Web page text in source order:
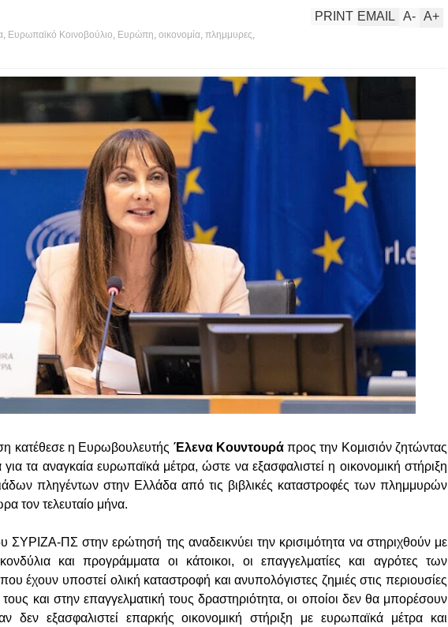
Ευρωπαϊκό Κοινοβούλιο Ευρώπη οικονομία πλημμυρες
A+
A-
EMAIL
PRINT
κατέθεσε η Ευρωβουλευτής Έλενα Κουντουράπρος την Κομισιόν ζητώντας
τα αναγκαία ευρωπαϊκά μέτρα, ώστε να εξασφαλιστεί η οικονομική στήριξη
πληγέντων στην Ελλάδα από τις βιβλικές καταστροφές των πλημμυρών
τον τελευταίο μήνα.
ΠΣ στην ερώτησή της αναδεικνύει την κρισιμότητα να στηριχθούν με
και προγράμματα οι κάτοικοι, οι επαγγελματίες και αγρότες των
έχουν υποστεί ολική καταστροφή και ανυπολόγιστες ζημιές στις περιουσίες
τους και στην επαγγελματική τους δραστηριότητα, οι οποίοι δεν θα μπορέσουν
δεν εξασφαλιστεί επαρκής οικονομική στήριξη με ευρωπαϊκά μέτρα και